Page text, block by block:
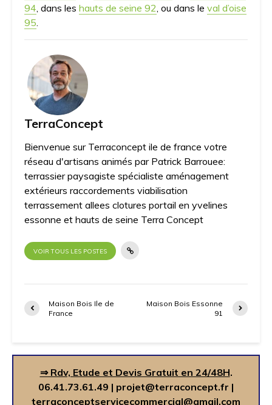
94 , dans les hauts de seine 92 , ou dans le val d’oise
95
TerraConcept
Bienvenue sur Terraconcept ile de france votre
réseau d'artisans animés par Patrick Barrouee:
terrassier paysagiste spécialiste aménagement
extérieurs raccordements viabilisation
terrassement allees clotures portail en yvelines
essonne et hauts de seine Terra Concept
VOIR TOUS LES POSTES
Maison Bois Ile de
France
Maison Bois Essonne
91
⇒ Rdv, Etude et Devis Gratuit en 24/48H.
06.41.73.61.49 | projet@terraconcept.fr |
terraconceptservicecommercial@gmail.com